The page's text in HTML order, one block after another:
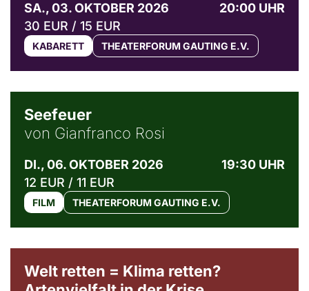
SA., 03. OKTOBER 2026
20:00 UHR
30 EUR / 15 EUR
KABARETT THEATERFORUM GAUTING E.V.
Seefeuer
von Gianfranco Rosi
DI., 06. OKTOBER 2026
19:30 UHR
12 EUR / 11 EUR
FILM THEATERFORUM GAUTING E.V.
Welt retten = Klima retten?